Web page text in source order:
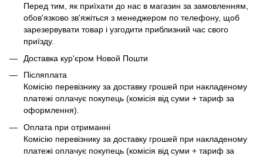
Перед тим, як приїхати до нас в магазин за замовленням,
обов'язково зв'яжіться з менеджером по телефону, щоб
зарезервувати товар і узгодити приблизний час свого
приїзду.
Доставка кур'єром Новой Пошти
Післяплата
Комісію перевізнику за доставку грошей при накладеному
платежі оплачує покупець (комісія від суми + тариф за
оформлення).
Оплата при отриманні
Комісію перевізнику за доставку грошей при накладеному
платежі оплачує покупець (комісія від суми + тариф за